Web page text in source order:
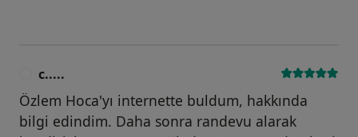
c.....
Özlem Hoca'yı internette buldum, hakkında
bilgi edindim. Daha sonra randevu alarak